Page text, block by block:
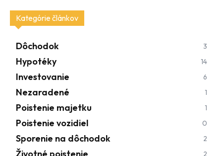
Kategórie článkov
Dôchodok 3
Hypotéky 14
Investovanie 6
Nezaradené 1
Poistenie majetku 1
Poistenie vozidiel 0
Sporenie na dôchodok 2
2